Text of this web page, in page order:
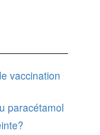
vaccination
paracétamol